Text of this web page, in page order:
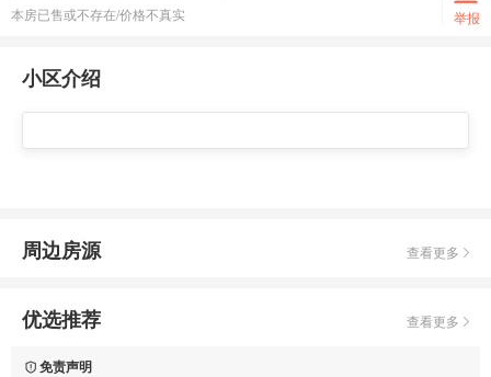
举报
本房已售或不存在/价格不真实
小区介绍
周边房源 查看更多
优选推荐 查看更多
免责声明